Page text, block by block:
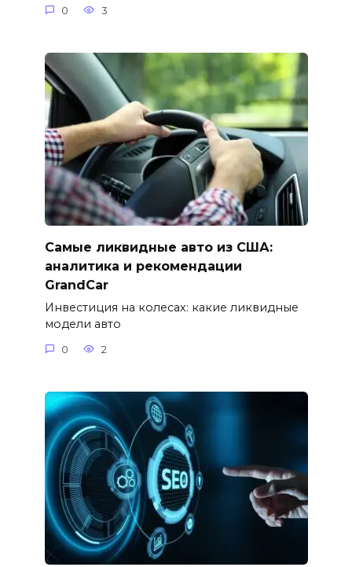
0 3
Самые ликвидные авто из США:
аналитика и рекомендации
GrandCar
Инвестиция на колесах: какие ликвидные
модели авто
0 2